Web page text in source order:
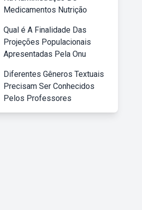
Medicamentos Nutrição
Qual é A Finalidade Das
Projeções Populacionais
Apresentadas Pela Onu
Diferentes Gêneros Textuais
Precisam Ser Conhecidos
Pelos Professores